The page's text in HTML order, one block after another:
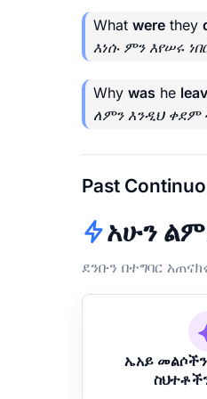
What were they
እነሱ ምን እየሠሩ
Why was he
ለምን እንዲህ ቀደም
Past
አሁን
ደንቡን በተግባር
ኤአይ